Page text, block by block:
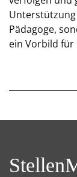
Pädagoge,
ein Vorbild für